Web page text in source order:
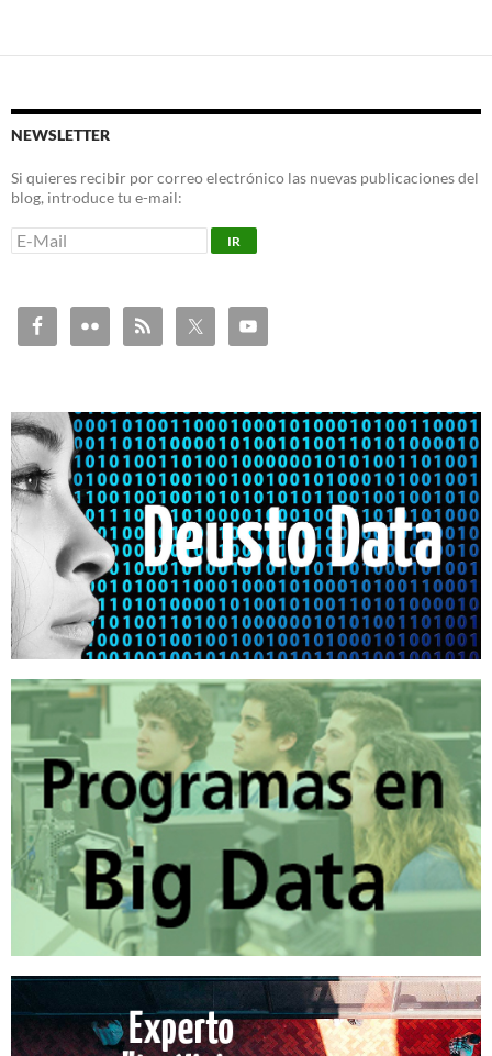
NEWSLETTER
Si quieres recibir por correo electrónico las nuevas publicaciones del
blog, introduce tu e-mail: